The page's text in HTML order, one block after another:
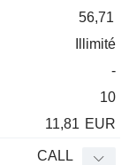
56,71
Illimité
-
10
11,81 EUR
CALL